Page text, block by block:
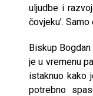
uljudbe i
čovjeku’.
Biskup
je u vremenu
istaknuo kako
potrebno